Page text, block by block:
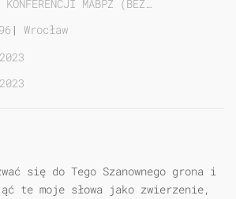
się do Tego Szanownego grona i
te moje słowa jako zwierzenie,
MABPZ (BEZ…
| Wrocław